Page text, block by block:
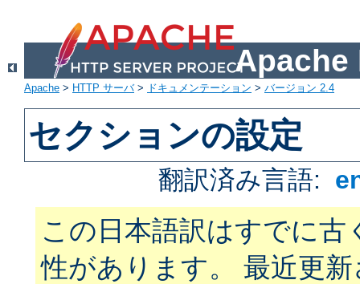
Apache
Apache > HTTP サーバ> ドキュメンテーション > バージョン 2.4
セクションの設定
翻訳済み言語:
この日本語訳はすでに古
性があります。 最近更